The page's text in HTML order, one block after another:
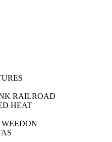
RAILROAD
HEAT
WEEDON